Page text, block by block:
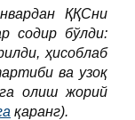
ҚҚСни
содир бўлди:
ҳисоблаб
ва узоқ
олиш жорий
қаранг).